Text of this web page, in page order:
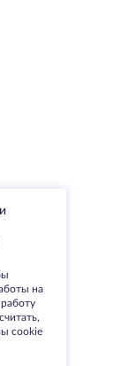
на
cookie